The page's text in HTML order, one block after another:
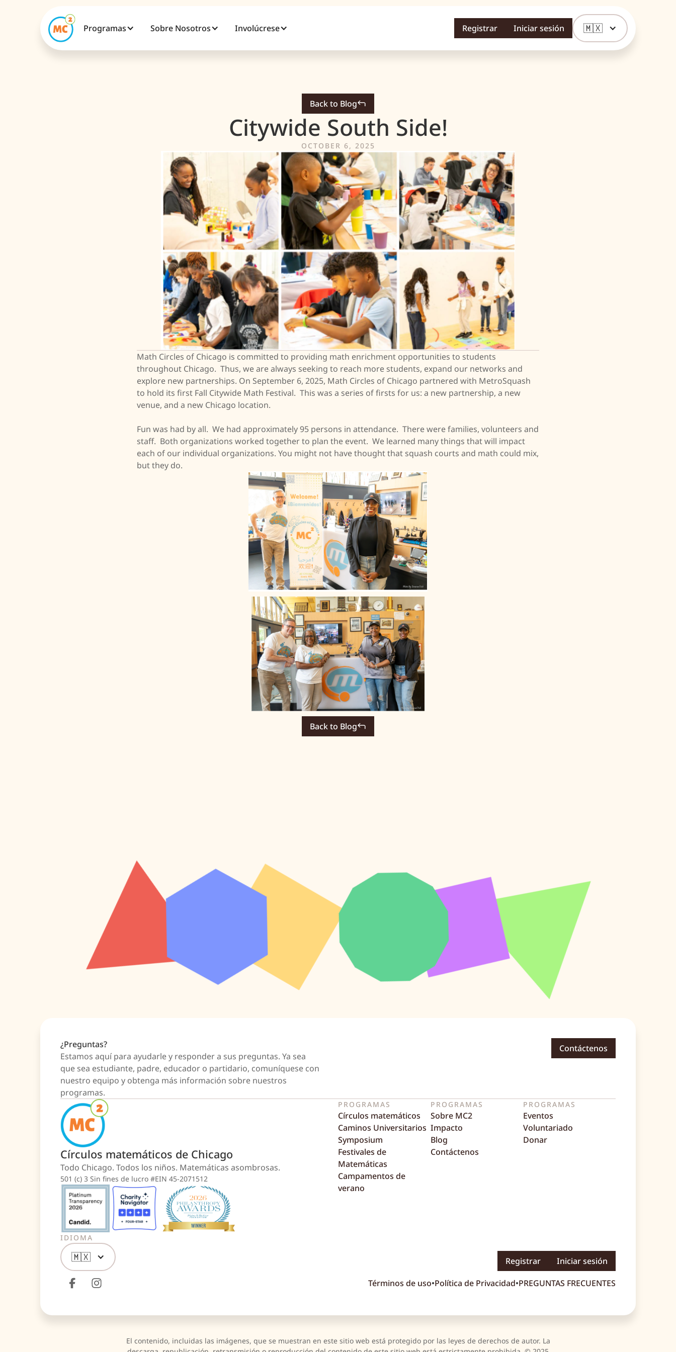
Programas Sobre Nosotros Involúcrese Registrar Iniciar sesión 🇲🇽
Back to Blog
Citywide South Side!
OCTOBER 6, 2025
Math Circles of Chicago is committed to providing math enrichment opportunities to students
throughout Chicago. Thus, we are always seeking to reach more students, expand our networks and
explore new partnerships. On September 6, 2025, Math Circles of Chicago partnered with MetroSquash
to hold its first Fall Citywide Math Festival. This was a series of firsts for us: a new partnership, a new
venue, and a new Chicago location.
Fun was had by all. We had approximately 95 persons in attendance. There were families, volunteers and
staff. Both organizations worked together to plan the event. We learned many things that will impact
each of our individual organizations. You might not have thought that squash courts and math could mix,
but they do.
Back to Blog
¿Preguntas?
Estamos aquí para ayudarle y responder a sus preguntas. Ya sea
que sea estudiante, padre, educador o partidario, comuníquese con
nuestro equipo y obtenga más información sobre nuestros
programas.
Contáctenos
Círculos matemáticos de Chicago
Todo Chicago. Todos los niños. Matemáticas asombrosas.
501 (c) 3 Sin fines de lucro #EIN 45-2071512
PROGRAMAS
Círculos matemáticos
Caminos Universitarios
Symposium
Festivales de
Matemáticas
Campamentos de
verano
PROGRAMAS
Sobre MC2
Impacto
Blog
Contáctenos
PROGRAMAS
Eventos
Voluntariado
Donar
IDIOMA
🇲🇽 Registrar
Iniciar sesión
Términos de uso•Política de Privacidad•PREGUNTAS FRECUENTES
El contenido, incluidas las imágenes, que se muestran en este sitio web está protegido por las leyes de derechos de autor. La